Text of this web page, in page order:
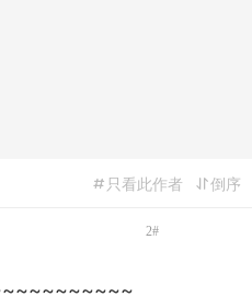
倒序
只看此作者
2#